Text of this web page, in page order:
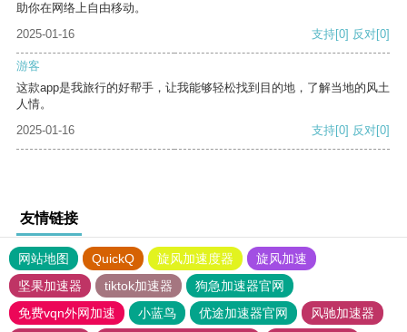
助你在网络上自由移动。
2025-01-16
支持[0] 反对[0]
游客
这款app是我旅行的好帮手，让我能够轻松找到目的地，了解当地的风土
人情。
2025-01-16
支持[0] 反对[0]
友情链接
网站地图 QuickQ 旋风加速度器
旋风加速
坚果加速器
tiktok加速器
狗急加速器官网
免费vqn外网加速
小蓝鸟 优途加速器官网
风驰加速器